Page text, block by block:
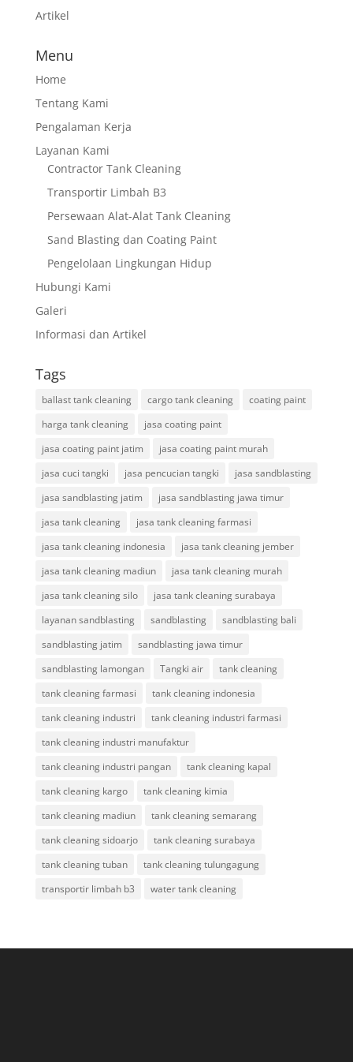
Artikel
Menu
Home
Tentang Kami
Pengalaman Kerja
Layanan Kami
Contractor Tank Cleaning
Transportir Limbah B3
Persewaan Alat-Alat Tank Cleaning
Sand Blasting dan Coating Paint
Pengelolaan Lingkungan Hidup
Hubungi Kami
Galeri
Informasi dan Artikel
Tags
ballast tank cleaning cargo tank cleaning
coating paint
harga tank cleaning
jasa coating paint
jasa coating paint jatim
jasa coating paint murah
jasa cuci tangki
jasa pencucian tangki
jasa sandblasting
jasa sandblasting jatim
jasa sandblasting jawa timur
jasa tank cleaning
jasa tank cleaning farmasi
jasa tank cleaning indonesia
jasa tank cleaning jember
jasa tank cleaning madiun
jasa tank cleaning murah
jasa tank cleaning silo
jasa tank cleaning surabaya
layanan sandblasting
sandblasting
sandblasting bali
sandblasting jatim
sandblasting jawa timur
sandblasting lamongan
Tangki air
tank cleaning
tank cleaning farmasi
tank cleaning indonesia
tank cleaning industri
tank cleaning industri farmasi
tank cleaning industri manufaktur
tank cleaning industri pangan
tank cleaning kapal
tank cleaning kargo
tank cleaning kimia
tank cleaning madiun
tank cleaning semarang
tank cleaning sidoarjo
tank cleaning surabaya
tank cleaning tuban
tank cleaning tulungagung
transportir limbah b3
water tank cleaning